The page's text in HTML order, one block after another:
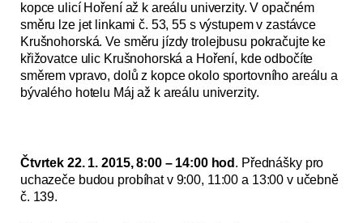
kopce ulicí Hoření až k areálu univerzity. V opačném
směru lze jet linkami č. 53, 55 s výstupem v zastávce
Krušnohorská. Ve směru jízdy trolejbusu pokračujte ke
křižovatce ulic Krušnohorská a Hoření, kde odbočíte
směrem vpravo, dolů z kopce okolo sportovního areálu a
bývalého hotelu Máj až k areálu univerzity.
Čtvrtek 22. 1. 2015, 8:00 – 14:00 hod . Přednášky pro
uchazeče budou probíhat v 9:00, 11:00 a 13:00 v učebně
č. 139.